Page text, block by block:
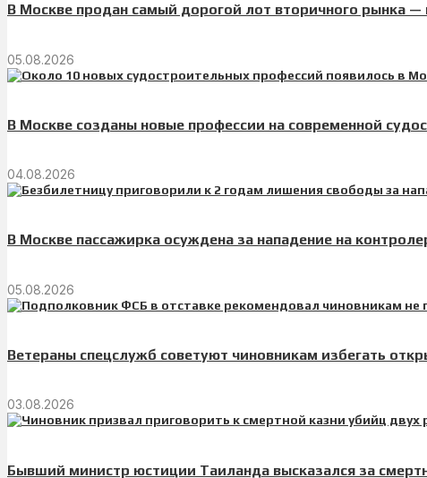
В Москве продан самый дорогой лот вторичного рынка —
05.08.2026
В Москве созданы новые профессии на современной
04.08.2026
В Москве пассажирка осуждена за нападение на
05.08.2026
Ветераны спецслужб советуют чиновникам избегать
03.08.2026
Бывший министр юстиции Таиланда высказался за